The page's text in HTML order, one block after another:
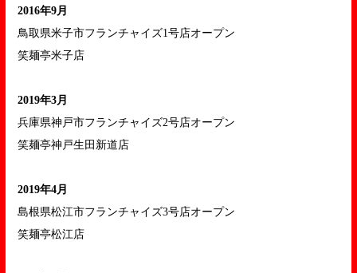
2016年9月
鳥取県米子市フランチャイズ1号店オープン
笑麺亭米子店
2019年3月
兵庫県神戸市フランチャイズ2号店オープン
笑麺亭神戸生田新道店
2019年4月
島根県松江市フランチャイズ3号店オープン
笑麺亭松江店